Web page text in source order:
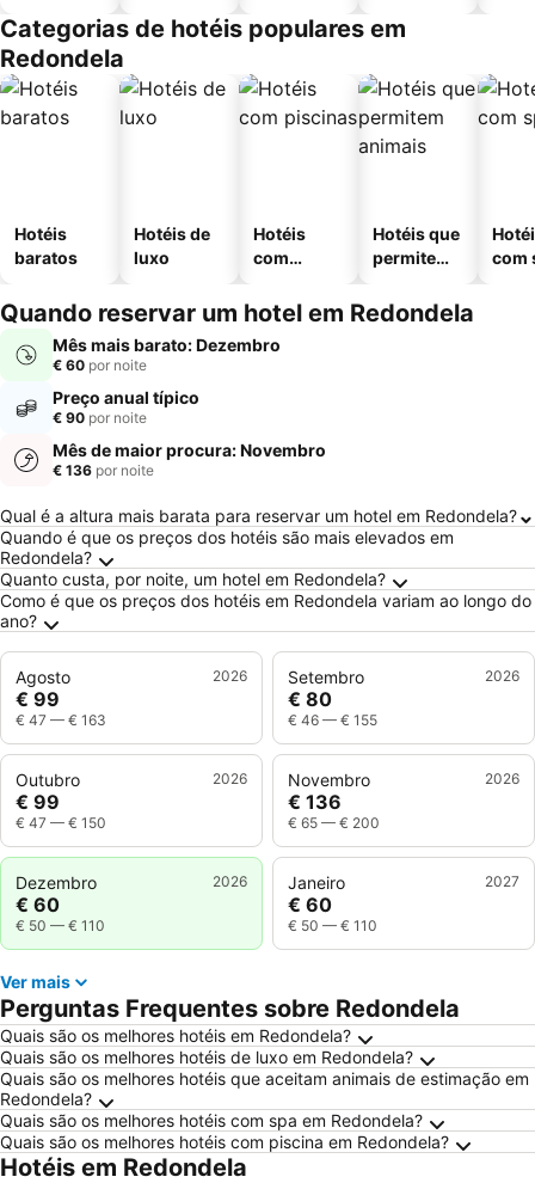
Categorias de hotéis populares em
Redondela
Hotéis
baratos
Hotéis de
luxo
Hotéis
com
Hotéis que
permitem
com
Quando reservar um hotel em Redondela
Mês mais barato: Dezembro
€ 60 por noite
Preço anual típico
€ 90 por noite
Mês de maior procura: Novembro
€ 136 por noite
Perguntas Frequentes sobre Redondela
Qual é a altura mais barata para reservar um hotel em Redondela?
Quando é que os preços dos hotéis são mais elevados em
Redondela?
Quanto custa, por noite, um hotel em Redondela?
Como é que os preços dos hotéis em Redondela variam ao longo do
ano?
Agosto 2026
€ 99
€ 47 — € 163
Setembro 2026
€ 80
€ 46 — € 155
Outubro 2026
€ 99
€ 47 — € 150
Novembro 2026
€ 136
€ 65 — € 200
Dezembro 2026
€ 60
€ 50 — € 110
Janeiro 2027
€ 60
€ 50 — € 110
Ver mais
Perguntas Frequentes sobre Redondela
Quais são os melhores hotéis em Redondela?
Quais são os melhores hotéis de luxo em Redondela?
Quais são os melhores hotéis que aceitam animais de estimação em
Redondela?
Quais são os melhores hotéis com spa em Redondela?
Quais são os melhores hotéis com piscina em Redondela?
Hotéis em Redondela